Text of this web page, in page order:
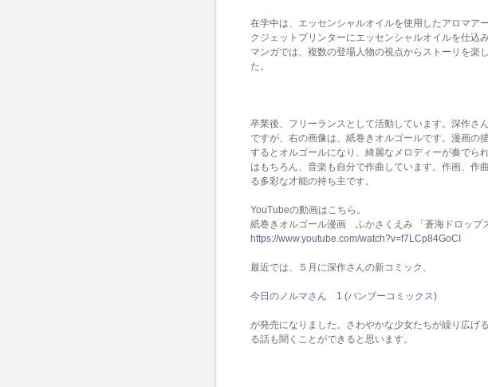
在学中は、エッセンシャルオイルを使用したアロマア
クジェットプリンターにエッセンシャルオイルを仕込
マンガでは、複数の登場人物の視点からストーリを楽
た。
卒業後、フリーランスとして活動しています。深作さ
ですが、右の画像は、紙巻きオルゴールです。漫画の
するとオルゴールになり、綺麗なメロディーが奏でら
はもちろん、音楽も自分で作曲しています。作画、作
る多彩な才能の持ち主です。
YouTubeの動画はこちら。
紙巻きオルゴール漫画 ふかさくえみ 「蒼海ドロップ
https://www.youtube.com/watch?v=f7LCp84GoCI
最近では、５月に深作さんの新コミック、
今日のノルマさん 1 (バンブーコミックス)
が発売になりました。さわやかな少女たちが繰り広げ
る話も聞くことができると思います。